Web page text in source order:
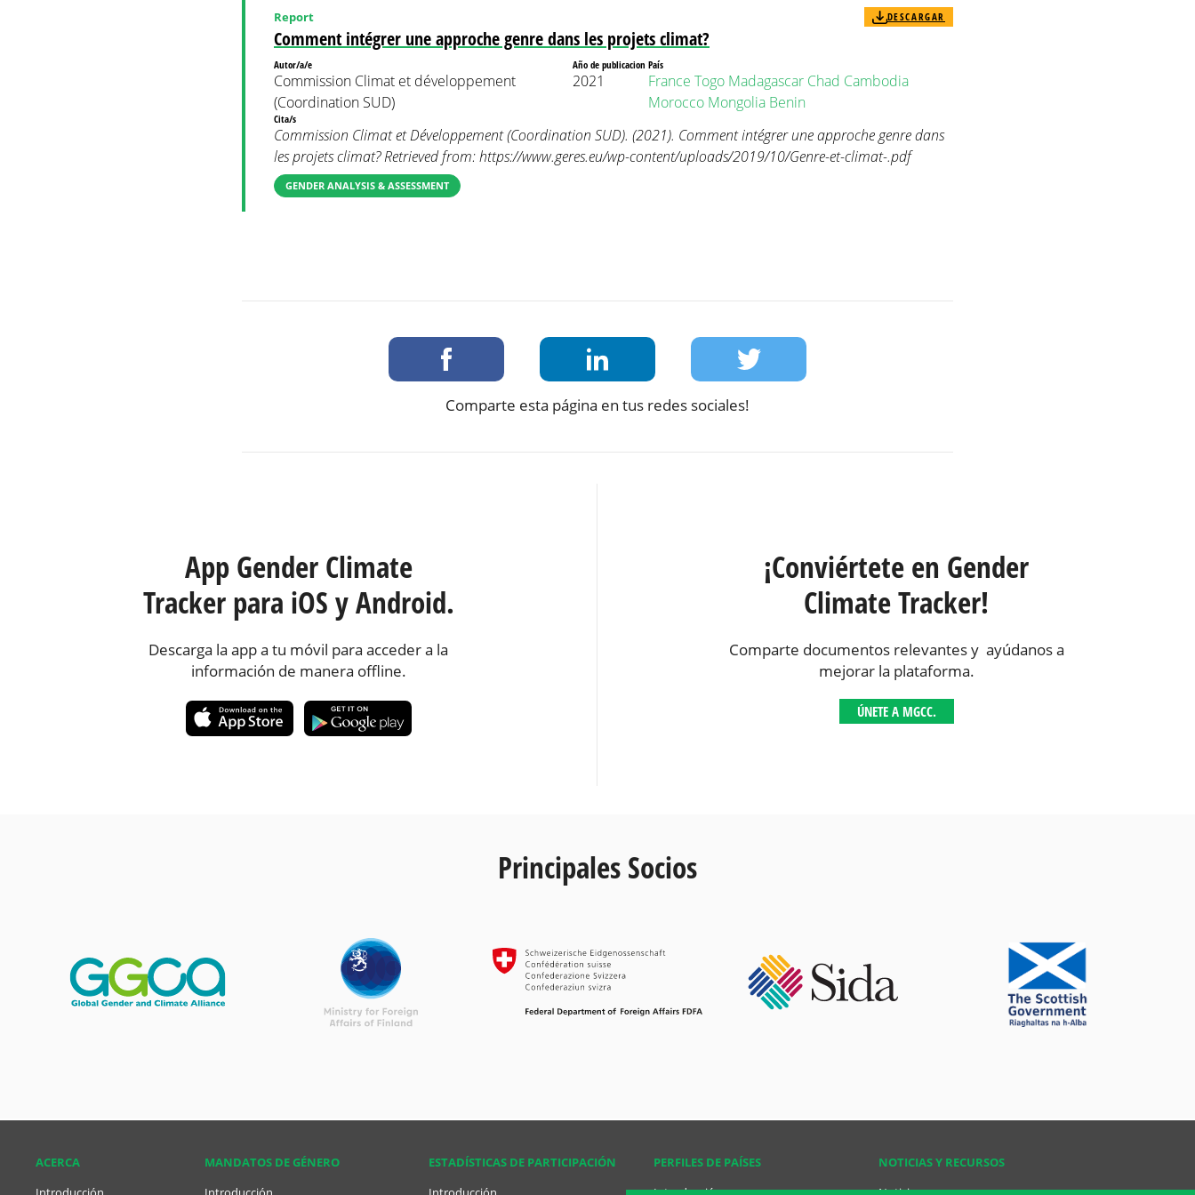
Comment intégrer une approche genre dans les projets climat?
Report DESCARGAR
Autor/a/e
Commission Climat et développement
(Coordination SUD)
Año de publicacion
2021
País
France Togo Madagascar Chad Cambodia
Morocco Mongolia Benin
Cita/s
Commission Climat et Développement (Coordination SUD). (2021). Comment intégrer une approche genre dans
les projets climat? Retrieved from: https://www.geres.eu/wp-content/uploads/2019/10/Genre-et-climat-.pdf
GENDER ANALYSIS & ASSESSMENT
Comparte esta página en tus redes sociales!
App Gender Climate
Tracker para iOS y Android.
Descarga la app a tu móvil para acceder a la
información de manera offline.
¡Conviértete en Gender
Climate Tracker!
Comparte documentos relevantes y ayúdanos a
mejorar la plataforma.
ÚNETE A MGCC.
Principales Socios
ACERCA
NOTICIAS Y RECURSOS
MANDATOS DE GÉNERO
ESTADÍSTICAS DE PARTICIPACIÓN
PERFILES DE PAÍSES